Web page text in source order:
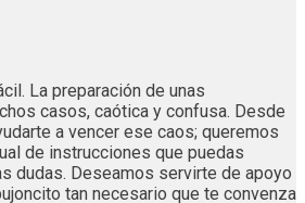
La preparación de unas
casos, caótica y confusa. Desde
a vencer ese caos; queremos
de instrucciones que puedas
dudas. Deseamos servirte de apoyo
tan necesario que te convenza